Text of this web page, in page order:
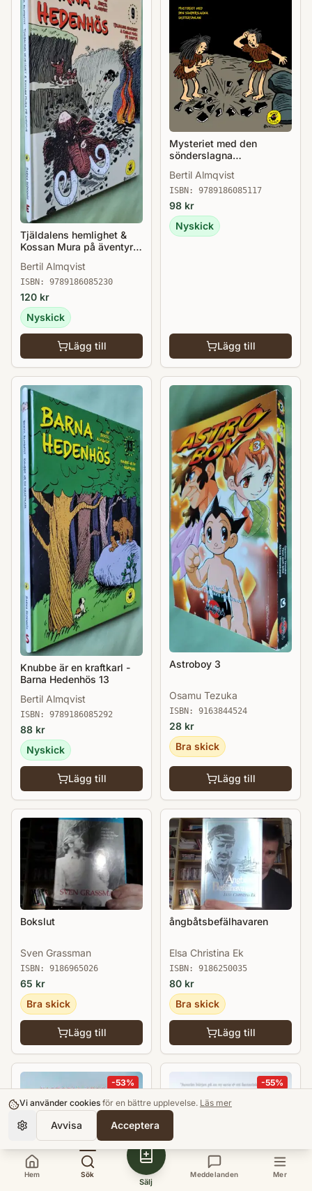
Tjäldalens hemlighet &
Kossan Mura på äventyr -
Bertil Almqvist
ISBN: 9789186085230
120 kr
Nyskick
Lägg till
Mysteriet med den
sönderslagna
Hedenhös 6
Bertil Almqvist
ISBN: 9789186085117
98 kr
Nyskick
Lägg till
Knubbe är en kraftkarl -
Barna Hedenhös 13
Bertil Almqvist
ISBN: 9789186085292
88 kr
Nyskick
Lägg till
Astroboy 3
Osamu Tezuka
ISBN: 9163844524
28 kr
Bra skick
Lägg till
Bokslut
Sven Grassman
ISBN: 9186965026
65 kr
Bra skick
Lägg till
ångbåtsbefälhavaren
Elsa Christina Ek
ISBN: 9186250035
80 kr
Bra skick
Lägg till
-53% -55%
Hem Sök
Sälj
Meddelanden Mer
Vi använder cookies för en bättre upplevelse. Läs mer
Avvisa Acceptera